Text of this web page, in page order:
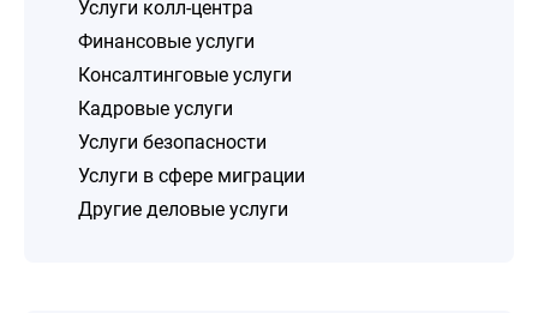
Услуги колл-центра
Финансовые услуги
Консалтинговые услуги
Кадровые услуги
Услуги безопасности
Услуги в сфере миграции
Другие деловые услуги